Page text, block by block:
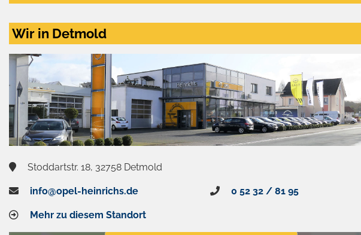
Wir in Detmold
Stoddartstr. 18, 32758 Detmold
info@opel-heinrichs.de 0 52 32 / 81 95
Mehr zu diesem Standort